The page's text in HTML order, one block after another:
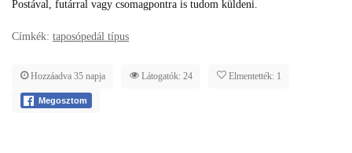
Postával, futárral vagy csomagpontra is tudom küldeni.
Címkék: taposópedál típus
Hozzáadva 35 napja Látogatók: 24 Elmentették: 1
Megosztom